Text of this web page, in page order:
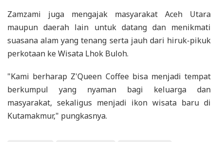
Zamzami juga mengajak masyarakat Aceh Utara
maupun daerah lain untuk datang dan menikmati
suasana alam yang tenang serta jauh dari hiruk-pikuk
perkotaan ke Wisata Lhok Buloh.
"Kami berharap Z'Queen Coffee bisa menjadi tempat
berkumpul yang nyaman bagi keluarga dan
masyarakat, sekaligus menjadi ikon wisata baru di
Kutamakmur," pungkasnya.